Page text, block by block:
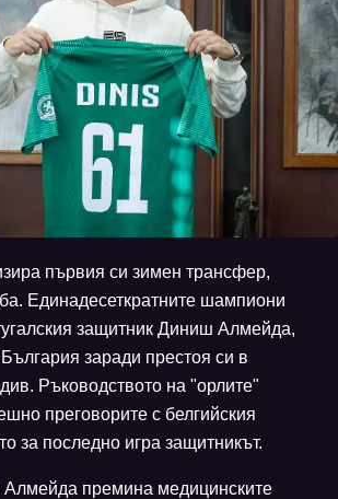
първия си зимен трансфер,
Единадесеткратните шампиони
защитник Диниш Алмейда,
заради престоя си в
Ръководството на "орлите"
преговорите с белгийския
за последно игра защитникът.
премина медицинските